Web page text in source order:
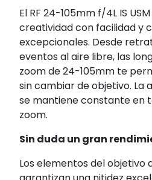
El RF 24-105mm f/4L IS
creatividad con facilidad y
excepcionales. Desde
eventos al aire libre, las
zoom de 24-105mm te
sin cambiar de objetivo.
se mantiene constante en
zoom.
Sin duda un gran
Los elementos del objetivo